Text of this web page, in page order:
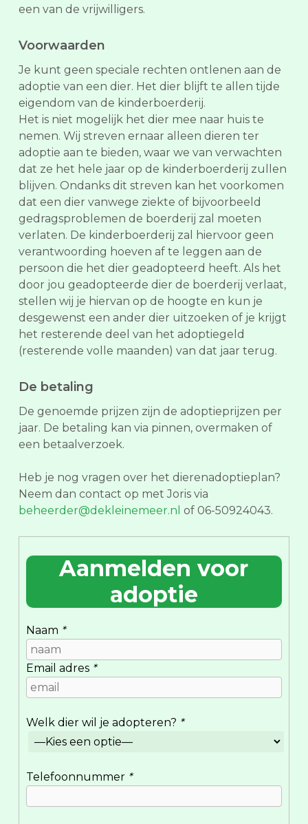
een van de vrijwilligers.
Voorwaarden
Je kunt geen speciale rechten ontlenen aan de
adoptie van een dier. Het dier blijft te allen tijde
eigendom van de kinderboerderij.
Het is niet mogelijk het dier mee naar huis te
nemen. Wij streven ernaar alleen dieren ter
adoptie aan te bieden, waar we van verwachten
dat ze het hele jaar op de kinderboerderij zullen
blijven. Ondanks dit streven kan het voorkomen
dat een dier vanwege ziekte of bijvoorbeeld
gedragsproblemen de boerderij zal moeten
verlaten. De kinderboerderij zal hiervoor geen
verantwoording hoeven af te leggen aan de
persoon die het dier geadopteerd heeft. Als het
door jou geadopteerde dier de boerderij verlaat,
stellen wij je hiervan op de hoogte en kun je
desgewenst een ander dier uitzoeken of je krijgt
het resterende deel van het adoptiegeld
(resterende volle maanden) van dat jaar terug.
De betaling
De genoemde prijzen zijn de adoptieprijzen per
jaar. De betaling kan via pinnen, overmaken of
een betaalverzoek.
Heb je nog vragen over het dierenadoptieplan?
Neem dan contact op met Joris via
beheerder@dekleinemeer.nl of 06-50924043.
Aanmelden voor
adoptie
Naam *
Email adres *
Welk dier wil je adopteren? *
Telefoonnummer *